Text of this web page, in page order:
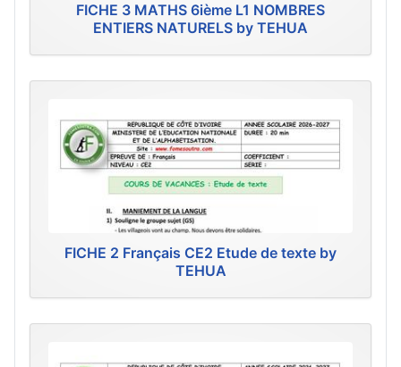
FICHE 3 MATHS 6ième L1 NOMBRES
ENTIERS NATURELS by TEHUA
FICHE 2 Français CE2 Etude de texte by
TEHUA